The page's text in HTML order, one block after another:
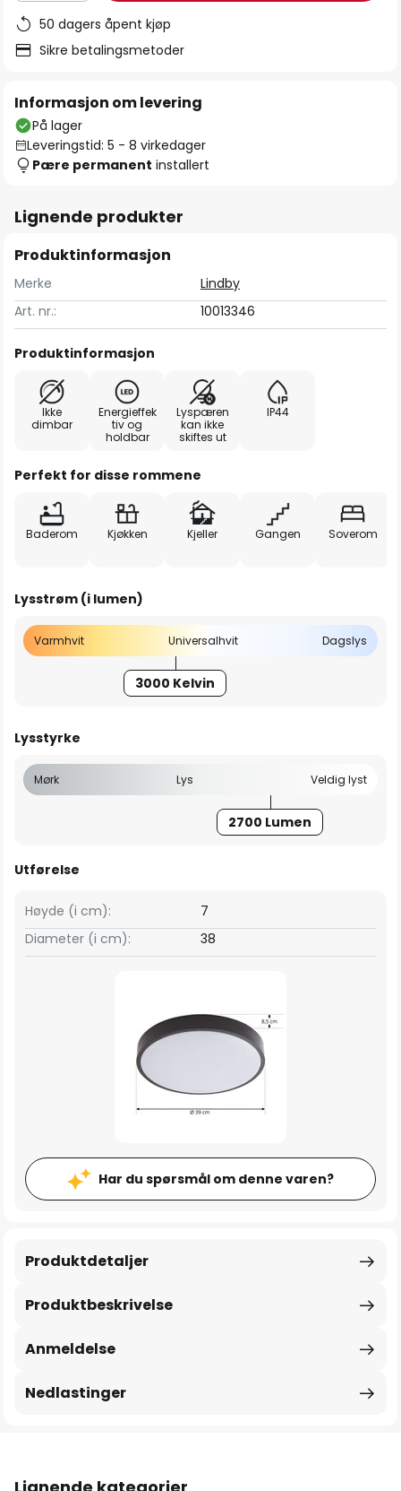
50 dagers åpent kjøp
Sikre betalingsmetoder
Informasjon om levering
På lager
Leveringstid: 5 - 8 virkedager
Pære permanent installert
Lignende produkter
Produktinformasjon
Merke
Lindby
Art. nr.:
10013346
Produktinformasjon
Ikke
dimbar
Energieffek
tiv og
holdbar
Lyspæren
kan ikke
skiftes ut
IP44
Perfekt for disse rommene
Baderom Kjøkken Kjeller Gangen Soverom
Lysstrøm (i lumen)
Varmhvit Universalhvit Dagslys
3000 Kelvin
Lysstyrke
Mørk Lys Veldig lyst
2700 Lumen
Utførelse
Høyde (i cm):
7
Diameter (i cm):
38
Har du spørsmål om denne varen?
Produktbeskrivelse
Produktdetaljer
Anmeldelse
Nedlastinger